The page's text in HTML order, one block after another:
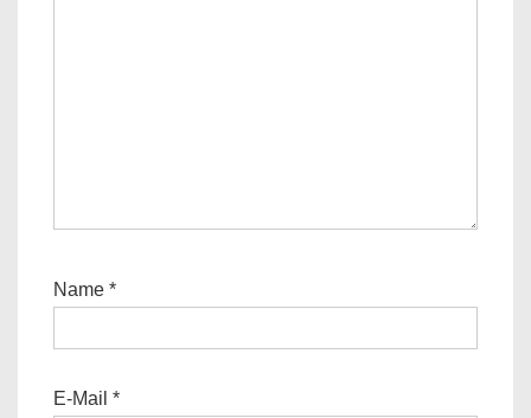
Name *
E-Mail *